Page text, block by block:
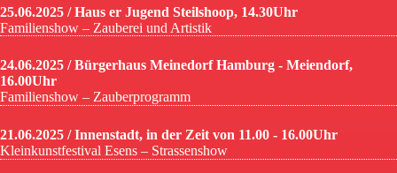
25.06.2025 / Haus er Jugend Steilshoop, 14.30Uhr
Familienshow – Zauberei und Artistik
24.06.2025 / Bürgerhaus Meinedorf Hamburg - Meiendorf,
16.00Uhr
Familienshow – Zauberprogramm
21.06.2025 / Innenstadt, in der Zeit von 11.00 - 16.00Uhr
Kleinkunstfestival Esens – Strassenshow